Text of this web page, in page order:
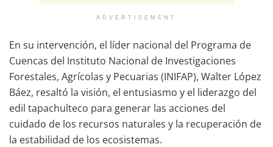
ADVERTISEMENT
En su intervención, el líder nacional del Programa de
Cuencas del Instituto Nacional de Investigaciones
Forestales, Agrícolas y Pecuarias (INIFAP), Walter López
Báez, resaltó la visión, el entusiasmo y el liderazgo del
edil tapachulteco para generar las acciones del
cuidado de los recursos naturales y la recuperación de
la estabilidad de los ecosistemas.